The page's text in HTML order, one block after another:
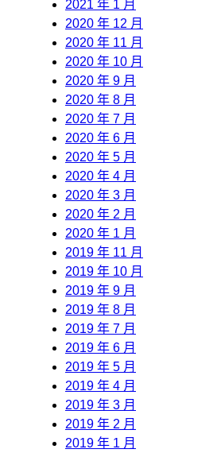
2021 年 1 月
2020 年 12 月
2020 年 11 月
2020 年 10 月
2020 年 9 月
2020 年 8 月
2020 年 7 月
2020 年 6 月
2020 年 5 月
2020 年 4 月
2020 年 3 月
2020 年 2 月
2020 年 1 月
2019 年 11 月
2019 年 10 月
2019 年 9 月
2019 年 8 月
2019 年 7 月
2019 年 6 月
2019 年 5 月
2019 年 4 月
2019 年 3 月
2019 年 2 月
2019 年 1 月